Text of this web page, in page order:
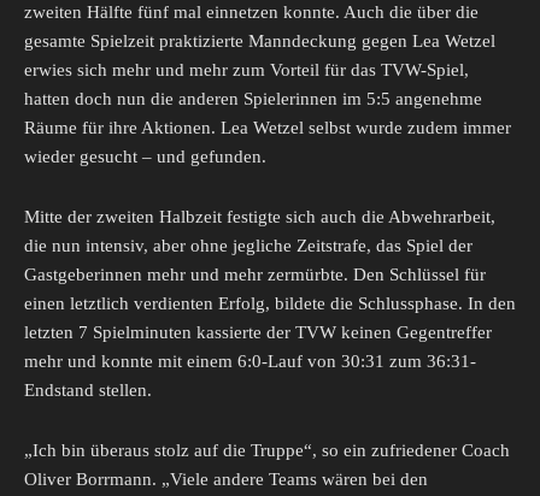
zweiten Hälfte fünf mal einnetzen konnte. Auch die über die
gesamte Spielzeit praktizierte Manndeckung gegen Lea Wetzel
erwies sich mehr und mehr zum Vorteil für das TVW-Spiel,
hatten doch nun die anderen Spielerinnen im 5:5 angenehme
Räume für ihre Aktionen. Lea Wetzel selbst wurde zudem immer
wieder gesucht – und gefunden.
Mitte der zweiten Halbzeit festigte sich auch die Abwehrarbeit,
die nun intensiv, aber ohne jegliche Zeitstrafe, das Spiel der
Gastgeberinnen mehr und mehr zermürbte. Den Schlüssel für
einen letztlich verdienten Erfolg, bildete die Schlussphase. In den
letzten 7 Spielminuten kassierte der TVW keinen Gegentreffer
mehr und konnte mit einem 6:0-Lauf von 30:31 zum 36:31-
Endstand stellen.
„Ich bin überaus stolz auf die Truppe“, so ein zufriedener Coach
Oliver Borrmann. „Viele andere Teams wären bei den